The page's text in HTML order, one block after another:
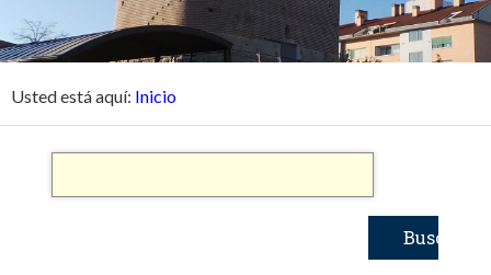
Usted está aquí: Inicio